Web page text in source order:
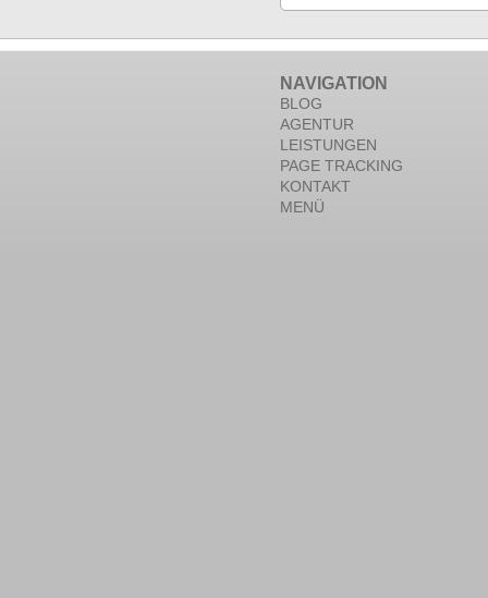
NAVIGATION
BLOG
AGENTUR
LEISTUNGEN
PAGE TRACKING
KONTAKT
MENÜ